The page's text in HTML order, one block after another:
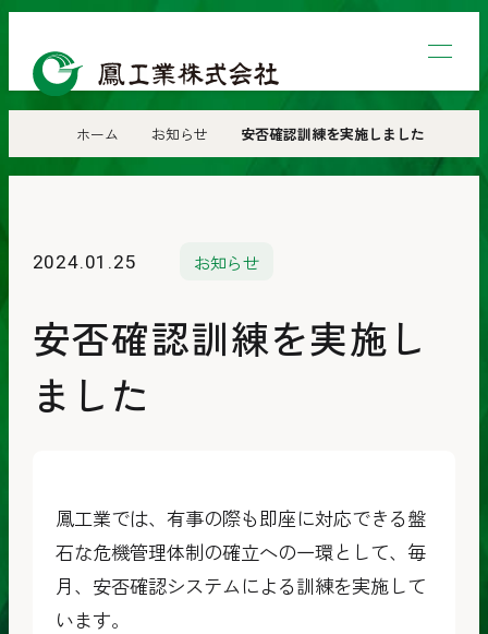
鳳
工
株
社
ホーム お知らせ 安否確認訓練を実施しました
2024.01.25 お知らせ
安否確認訓練を実施し
ました
鳳工業では、有事の際も即座に対応できる盤
石な危機管理体制の確立への一環として、毎
月、安否確認システムによる訓練を実施して
います。